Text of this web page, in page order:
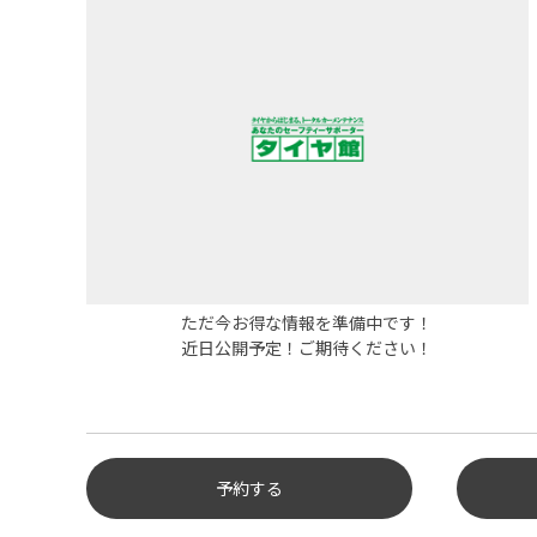
ただ今お得な情報を準備中です！
近日公開予定！ご期待ください！
予約する